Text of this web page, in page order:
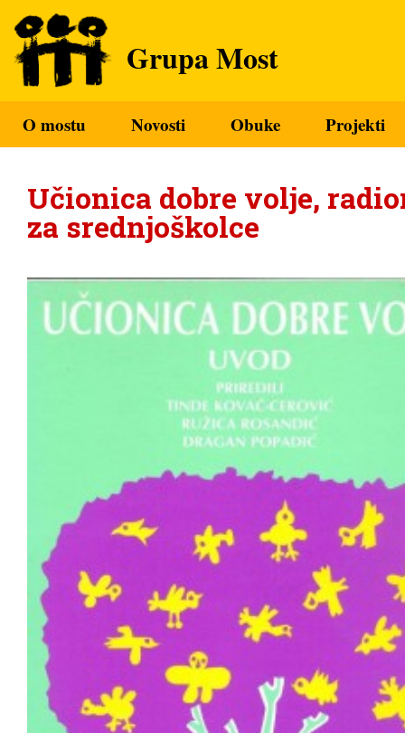
Grupa Most
O mostu Novosti Obuke Projekti
Učionica dobre volje,
za srednjoškolce